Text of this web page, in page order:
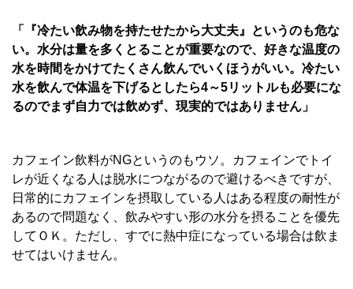
「『冷たい飲み物を持たせたから大丈夫』というのも危な
い。水分は量を多くとることが重要なので、好きな温度の
水を時間をかけてたくさん飲んでいくほうがいい。冷たい
水を飲んで体温を下げるとしたら4～5リットルも必要にな
るのでまず自力では飲めず、現実的ではありません」
カフェイン飲料がNGというのもウソ。カフェインでトイ
レが近くなる人は脱水につながるので避けるべきですが、
日常的にカフェインを摂取している人はある程度の耐性が
あるので問題なく、飲みやすい形の水分を摂ることを優先
してＯＫ。ただし、すでに熱中症になっている場合は飲ま
せてはいけません。